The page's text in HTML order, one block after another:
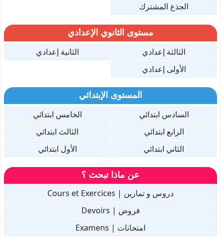
الجذع المشترك
مستوى الثانوي الإعدادي
الثالثة إعدادي
الثانية إعدادي
الأولى إعدادي
المستوى الإبتدائي
السادس ابتدائي
الخامس ابتدائي
الرابع ابتدائي
الثالث ابتدائي
الثاني ابتدائي
الأول ابتدائي
عن ماذا تبحث ؟
دروس و تمارين | Cours et Exercices
فروض | Devoirs
امتحانات | Examens